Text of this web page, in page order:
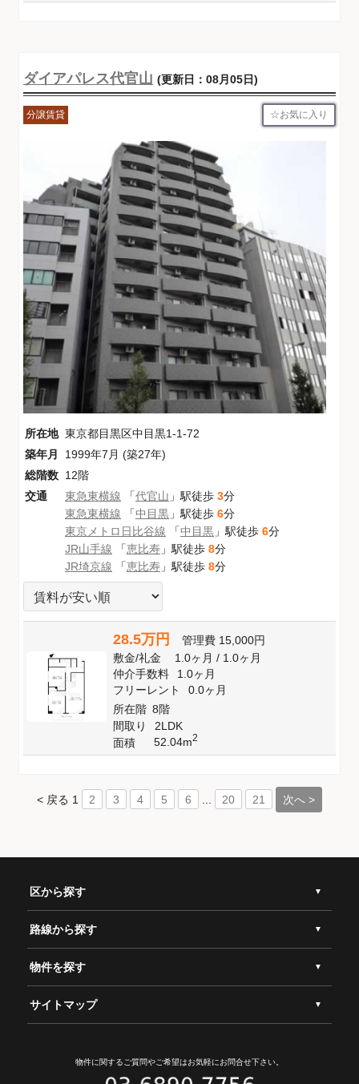
ダイアパレス代官山 (更新日：08月05日)
分譲賃貸 お気に入り
所在地 東京都目黒区中目黒1-1-72
築年月
1999年7月 (築27年)
総階数 12階
交通
東急東横線 「代官山 」駅徒歩 3分
東急東横線 「中目黒 」駅徒歩 6分
東京メトロ日比谷線 「中目黒 」駅徒歩 6分
JR山手線 「恵比寿 」駅徒歩 8分
JR埼京線 「恵比寿 」駅徒歩 8分
28.5万円 管理費 15,000円
敷金/礼金 1.0ヶ月/ 1.0ヶ月
仲介手数料
1.0ヶ月
フリーレント
0.0ヶ月
所在階 8階
間取り
2LDK
面積
52.04m2
< 戻る 1 2 3 4 5 6 20 21 次へ >
区から探す
路線から探す
物件を探す
サイトマップ
物件に関するご質問やご希望はお気軽にお問合せ下さい。